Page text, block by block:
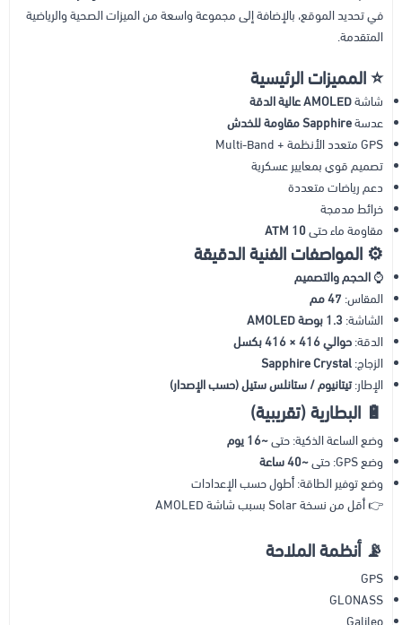
في تحديد الموقع، بالإضافة إلى مجموعة واسعة من الميزات الصحية والرياضية
المتقدمة.
⭐المميزات الرئيسية
شاشةAMOLED عالية الدقة
عدسةSapphire مقاومة للخدش
GPS متعدد الأنظمة + Multi-Band
تصميم قوي بمعايير عسكرية
دعم رياضات متعددة
خرائط مدمجة
مقاومة ماء حتى10 ATM
⚙️ المواصفات الفنية الدقيقة
⌚الحجم والتصميم
المقاس: 47 مم
الشاشة: 1.3 بوصة AMOLED
الدقة:حوالي 416 × 416 بكسل
الزجاج:Sapphire Crystal
الإطار:تيتانيوم / ستانلس ستيل (حسب الإصدار)
🔋 البطارية (تقريبية)
وضع الساعة الذكية: حتى~16 يوم
وضع GPS: حتى
~40 ساعة
وضع توفير الطاقة: أطول حسب الإعدادات
👉 أقل من نسخة Solar بسبب شاشة AMOLED
📡 أنظمة الملاحة
GPS
GLONASS